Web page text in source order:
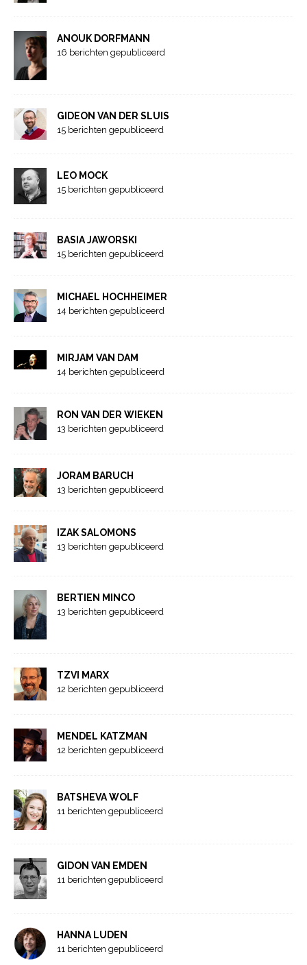
ANOUK DORFMANN
16 berichten gepubliceerd
GIDEON VAN DER SLUIS
15 berichten gepubliceerd
LEO MOCK
15 berichten gepubliceerd
BASIA JAWORSKI
15 berichten gepubliceerd
MICHAEL HOCHHEIMER
14 berichten gepubliceerd
MIRJAM VAN DAM
14 berichten gepubliceerd
RON VAN DER WIEKEN
13 berichten gepubliceerd
JORAM BARUCH
13 berichten gepubliceerd
IZAK SALOMONS
13 berichten gepubliceerd
BERTIEN MINCO
13 berichten gepubliceerd
TZVI MARX
12 berichten gepubliceerd
MENDEL KATZMAN
12 berichten gepubliceerd
BATSHEVA WOLF
11 berichten gepubliceerd
GIDON VAN EMDEN
11 berichten gepubliceerd
HANNA LUDEN
11 berichten gepubliceerd